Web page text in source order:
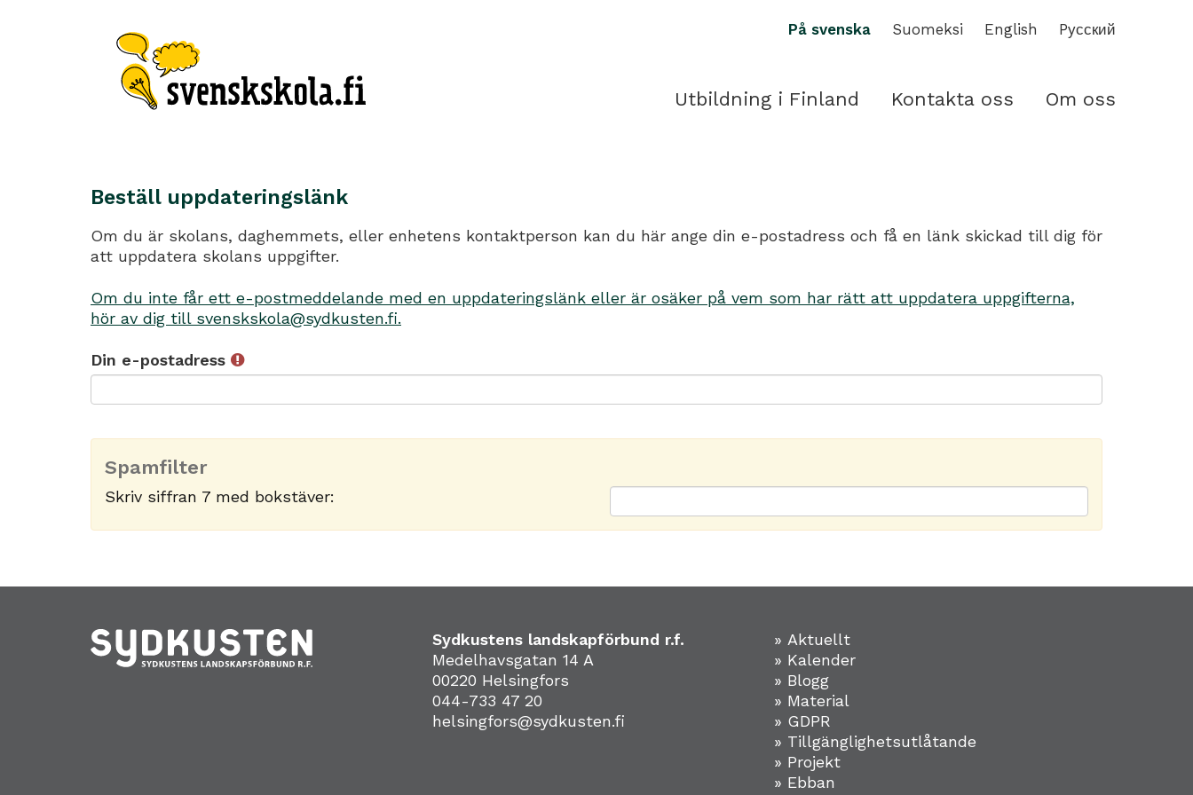
På svenska Suomeksi English Pусский
Utbildning i Finland Kontakta oss Om oss
Beställ uppdateringslänk
Om du är skolans, daghemmets, eller enhetens kontaktperson kan du här ange din e-postadress och få en länk skickad till dig för
att uppdatera skolans uppgifter.
Om du inte får ett e-postmeddelande med en uppdateringslänk eller är osäker på vem som har rätt att uppdatera uppgifterna,
hör av dig till svenskskola@sydkusten.fi.
Din e-postadress
Spamfilter
Skriv siffran 7 med bokstäver:
Sydkustens landskapförbund r.f.
Medelhavsgatan 14 A
00220 Helsingfors
044-733 47 20
helsingfors@sydkusten.fi
» Aktuellt
» Kalender
» Blogg
» Material
» GDPR
» Tillgänglighetsutlåtande
» Projekt
» Ebban